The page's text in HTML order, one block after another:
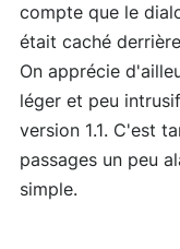
compte que le
était caché
On apprécie
léger et peu
version 1.1. C'est
passages un peu
simple.